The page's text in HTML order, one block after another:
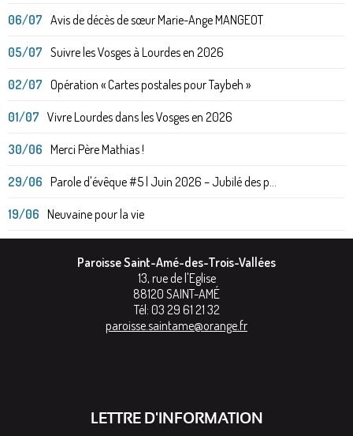
06/07 Avis de décès de sœur Marie-Ange MANGEOT
05/07 Suivre les Vosges à Lourdes en 2026
02/07 Opération « Cartes postales pour Taybeh »
01/07 Vivre Lourdes dans les Vosges en 2026
30/06 Merci Père Mathias !
29/06 Parole d'évêque #5 | Juin 2026 – Jubilé des p...
19/06 Neuvaine pour la vie
Paroisse Saint-Amé-des-Trois-Vallées
13, rue de l'Eglise
88120 SAINT-AMÉ
Tél: 03 29 61 21 32
paroisse.saintame@orange.fr
LETTRE D'INFORMATION